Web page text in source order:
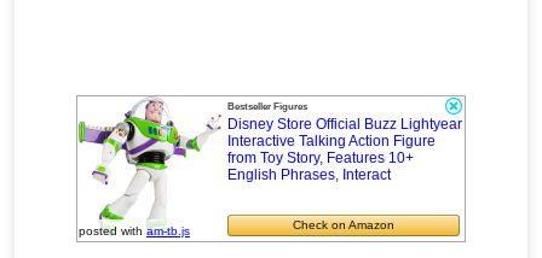
Amazon
Bestseller Figures
Disney Store Official Buzz Lightyear
Interactive Talking Action Figure
from Toy Story, Features 10+
English Phrases, Interact
posted with am-tb.js